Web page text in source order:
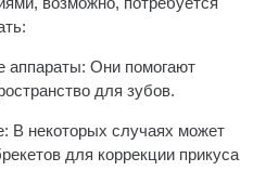
Они помогают
для зубов.
В некоторых случаях может
для коррекции прикуса